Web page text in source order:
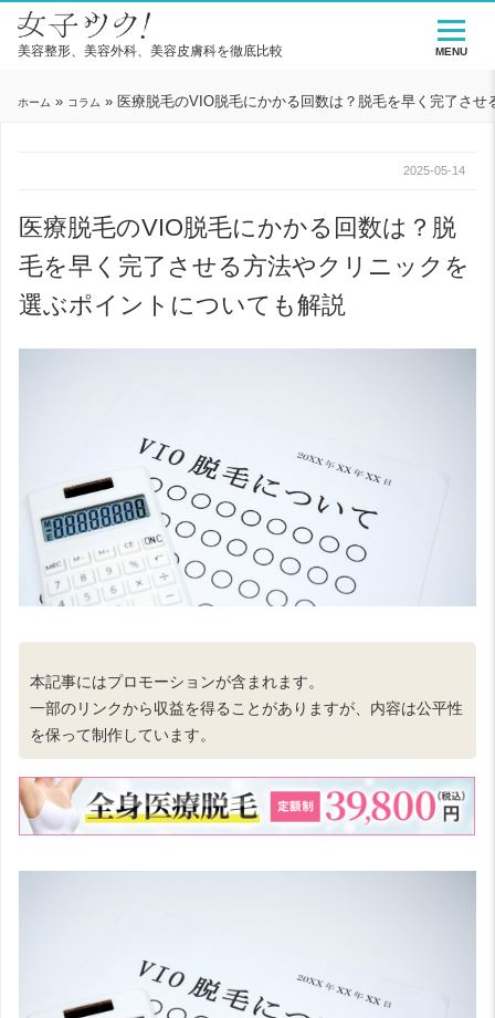
美容整形、美容外科、美容皮膚科を徹底比較
ホーム » コラム » 医療脱毛のVIO脱毛にかかる回数は？脱毛を早く完了さ
2025-05-14
医療脱毛のVIO脱毛にかかる回数は？脱
毛を早く完了させる方法やクリニックを
選ぶポイントについても解説
本記事にはプロモーションが含まれます。
一部のリンクから収益を得ることがありますが、内容は公平性
を保って制作しています。
MENU